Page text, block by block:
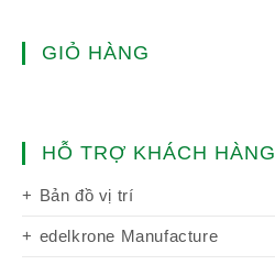
GIỎ HÀNG
HỖ TRỢ KHÁCH HÀNG
Bản đồ vị trí
edelkrone Manufacture